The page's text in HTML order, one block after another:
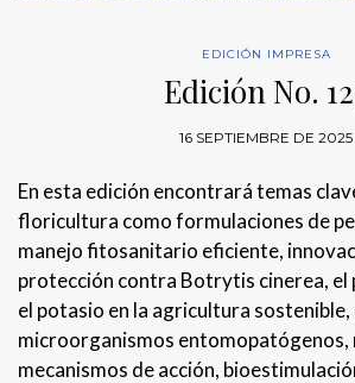
EDICIÓN IMPRESA
Edición No.
16 SEPTIEMBRE DE 2025
En esta edición encontrará temas
floricultura como formulaciones de
manejo fitosanitario eficiente,
protección contra Botrytis cinerea, el
el potasio en la agricultura sostenible,
microorganismos entomopatógenos,
mecanismos de acción,